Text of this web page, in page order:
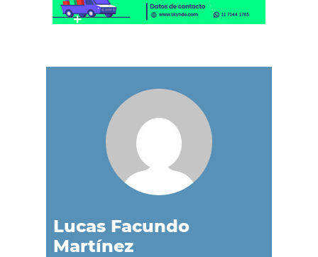
Lucas Facundo
Martínez